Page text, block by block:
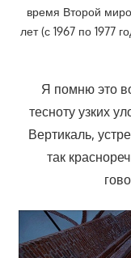
время Второй
лет (с 1967 по 1977
Я помню это
тесноту узких
Вертикаль,
так